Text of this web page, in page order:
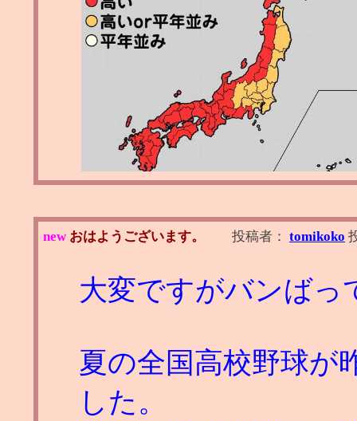
new おはようございます。 投稿者： tomikoko
大変ですがバンばっ
夏の全国高校野球が
した。